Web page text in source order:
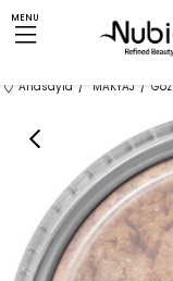
MENU
Anasayfa MAKYAJ Göz